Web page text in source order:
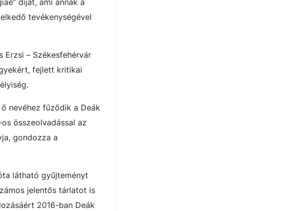
díjat, ami annak a
tevékenységével
– Székesfehérvár
fejlett kritikai
nevéhez fűződik a Deák
összeolvadással az
gondozza a
látható gyűjteményt
jelentős tárlatot is
2016-ban Deák